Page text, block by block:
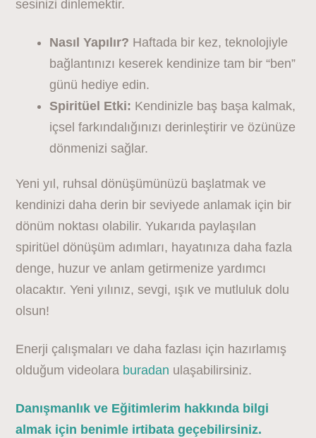
sesinizi dinlemektir.
Nasıl Yapılır? Haftada bir kez, teknolojiyle
bağlantınızı keserek kendinize tam bir “ben”
günü hediye edin.
Spiritüel Etki: Kendinizle baş başa kalmak,
içsel farkındalığınızı derinleştirir ve özünüze
dönmenizi sağlar.
Yeni yıl, ruhsal dönüşümünüzü başlatmak ve
kendinizi daha derin bir seviyede anlamak için bir
dönüm noktası olabilir. Yukarıda paylaşılan
spiritüel dönüşüm adımları, hayatınıza daha fazla
denge, huzur ve anlam getirmenize yardımcı
olacaktır. Yeni yılınız, sevgi, ışık ve mutluluk dolu
olsun!
Enerji çalışmaları ve daha fazlası için hazırlamış
olduğum videolara buradan ulaşabilirsiniz.
Danışmanlık ve Eğitimlerim hakkında bilgi
almak için benimle irtibata geçebilirsiniz.